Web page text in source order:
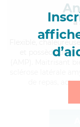
à
,
et possède un
de repas,